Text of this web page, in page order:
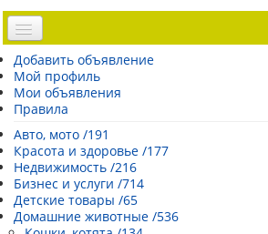
Доска объявлений
Погода Эстонии
Открытки
Каталог сайтов
| Регистрация |
Добавить объявление
Мой профиль
Мои объявления
Правила
Авто, мото /191
Красота и здоровье /177
Недвижимость /216
Бизнес и услуги /714
Детские товары /65
Домашние животные /536